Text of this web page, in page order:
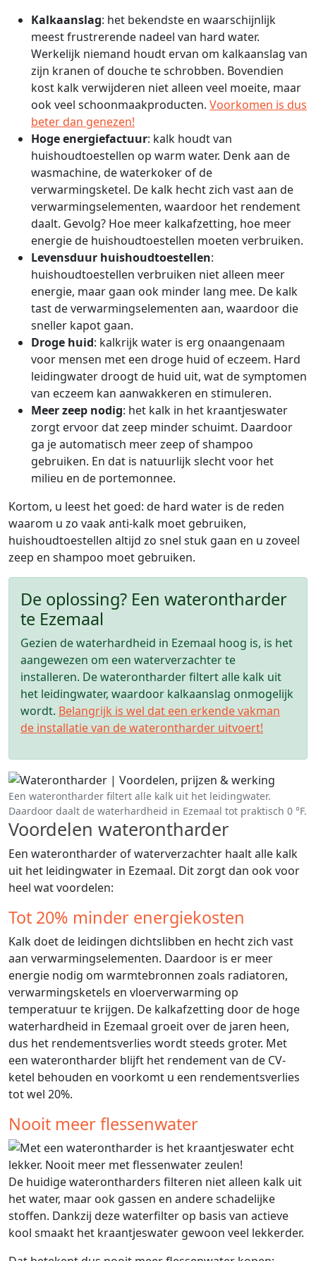
Kalkaanslag: het bekendste en waarschijnlijk
meest frustrerende nadeel van hard water.
Werkelijk niemand houdt ervan om kalkaanslag van
zijn kranen of douche te schrobben. Bovendien
kost kalk verwijderen niet alleen veel moeite, maar
ook veel schoonmaakproducten. Voorkomen is dus
beter dan genezen!
Hoge energiefactuur: kalk houdt van
huishoudtoestellen op warm water. Denk aan de
wasmachine, de waterkoker of de
verwarmingsketel. De kalk hecht zich vast aan de
verwarmingselementen, waardoor het rendement
daalt. Gevolg? Hoe meer kalkafzetting, hoe meer
energie de huishoudtoestellen moeten verbruiken.
Levensduur huishoudtoestellen:
huishoudtoestellen verbruiken niet alleen meer
energie, maar gaan ook minder lang mee. De kalk
tast de verwarmingselementen aan, waardoor die
sneller kapot gaan.
Droge huid: kalkrijk water is erg onaangenaam
voor mensen met een droge huid of eczeem. Hard
leidingwater droogt de huid uit, wat de symptomen
van eczeem kan aanwakkeren en stimuleren.
Meer zeep nodig: het kalk in het kraantjeswater
zorgt ervoor dat zeep minder schuimt. Daardoor
ga je automatisch meer zeep of shampoo
gebruiken. En dat is natuurlijk slecht voor het
milieu en de portemonnee.
Kortom, u leest het goed: de hard water is de reden
waarom u zo vaak anti-kalk moet gebruiken,
huishoudtoestellen altijd zo snel stuk gaan en u zoveel
zeep en shampoo moet gebruiken.
De oplossing? Een waterontharder
te Ezemaal
Gezien de waterhardheid in Ezemaal hoog is, is het
aangewezen om een waterverzachter te
installeren. De waterontharder filtert alle kalk uit
het leidingwater, waardoor kalkaanslag onmogelijk
wordt. Belangrijk is wel dat een erkende vakman
de installatie van de waterontharder uitvoert!
Een waterontharder filtert alle kalk uit het leidingwater.
Daardoor daalt de waterhardheid in Ezemaal tot praktisch 0 °F.
Voordelen waterontharder
Een waterontharder of waterverzachter haalt alle kalk
uit het leidingwater in Ezemaal. Dit zorgt dan ook voor
heel wat voordelen:
Tot 20% minder energiekosten
Kalk doet de leidingen dichtslibben en hecht zich vast
aan verwarmingselementen. Daardoor is er meer
energie nodig om warmtebronnen zoals radiatoren,
verwarmingsketels en vloerverwarming op
temperatuur te krijgen. De kalkafzetting door de hoge
waterhardheid in Ezemaal groeit over de jaren heen,
dus het rendementsverlies wordt steeds groter. Met
een waterontharder blijft het rendement van de CV-
ketel behouden en voorkomt u een rendementsverlies
tot wel 20%.
Nooit meer flessenwater
De huidige waterontharders filteren niet alleen kalk uit
het water, maar ook gassen en andere schadelijke
stoffen. Dankzij deze waterfilter op basis van actieve
kool smaakt het kraantjeswater gewoon veel lekkerder.